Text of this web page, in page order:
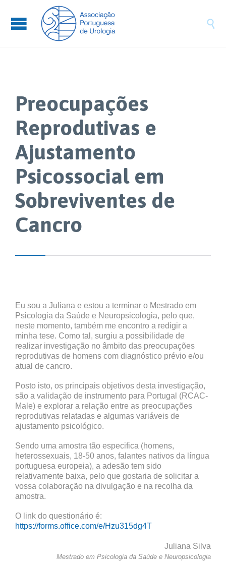

Preocupações
Reprodutivas e
Ajustamento
Psicossocial em
Sobreviventes de
Cancro
Eu sou a Juliana e estou a terminar o Mestrado em
Psicologia da Saúde e Neuropsicologia, pelo que,
neste momento, também me encontro a redigir a
minha tese. Como tal, surgiu a possibilidade de
realizar investigação no âmbito das preocupações
reprodutivas de homens com diagnóstico prévio e/ou
atual de cancro.
Posto isto, os principais objetivos desta investigação,
são a validação de instrumento para Portugal (RCAC-
Male) e explorar a relação entre as preocupações
reprodutivas relatadas e algumas variáveis de
ajustamento psicológico.
Sendo uma amostra tão especifica (homens,
heterossexuais, 18-50 anos, falantes nativos da língua
portuguesa europeia), a adesão tem sido
relativamente baixa, pelo que gostaria de solicitar a
vossa colaboração na divulgação e na recolha da
amostra.
O link do questionário é:
https://forms.office.com/e/Hzu315dg4T
Juliana Silva
Mestrado em Psicologia da Saúde e Neuropsicologia